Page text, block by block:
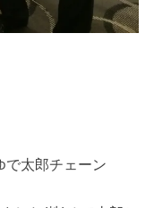
で太郎チェーン